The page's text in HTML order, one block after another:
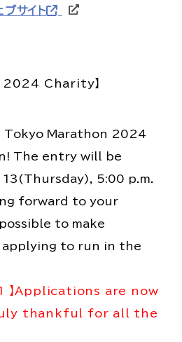
ブサイト
Charity】
Marathon 2024
The entry will be
5:00 p.m.
forward to your
to make
to run in the
】Applications are now
thankful for all the